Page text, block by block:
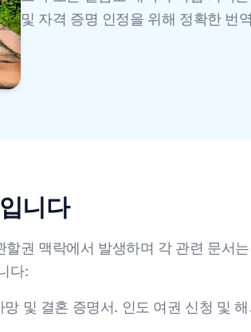
및 자격 증명 인정을 위해 정확한 번
니다
권 맥락에서 발생하며 각 관련 문서
다:
및 결혼 증명서. 인도 여권 신청 및